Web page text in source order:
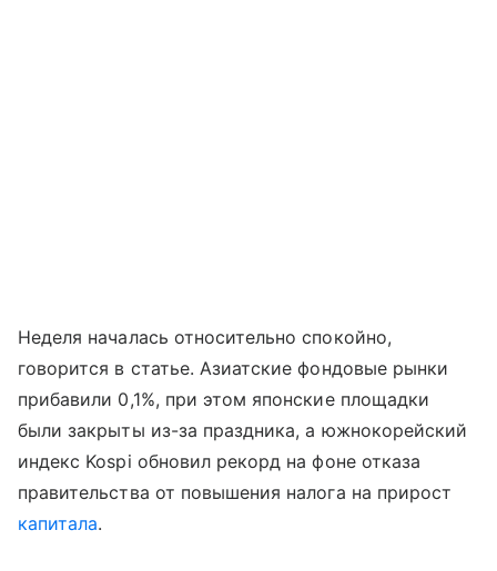
Неделя началась относительно спокойно,
говорится в статье. Азиатские фондовые рынки
прибавили 0,1%, при этом японские площадки
были закрыты из-за праздника, а южнокорейский
индекс Kospi обновил рекорд на фоне отказа
правительства от повышения налога на прирост
капитала.